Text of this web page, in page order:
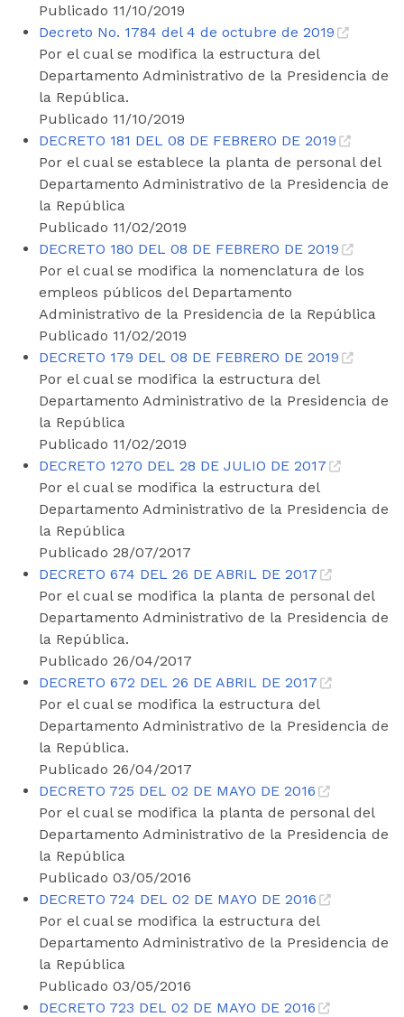
Publicado 11/10/2019
Decreto No. 1784 del 4 de octubre de 2019
Por el cual se modifica la estructura del
Departamento Administrativo de la Presidencia de
la República.
Publicado 11/10/2019
DECRETO 181 DEL 08 DE FEBRERO DE 2019
Por el cual se establece la planta de personal del
Departamento Administrativo de la Presidencia de
la República
Publicado 11/02/2019
DECRETO 180 DEL 08 DE FEBRERO DE 2019
Por el cual se modifica la nomenclatura de los
empleos públicos del Departamento
Administrativo de la Presidencia de la República
Publicado 11/02/2019
DECRETO 179 DEL 08 DE FEBRERO DE 2019
Por el cual se modifica la estructura del
Departamento Administrativo de la Presidencia de
la República
Publicado 11/02/2019
DECRETO 1270 DEL 28 DE JULIO DE 2017
Por el cual se modifica la estructura del
Departamento Administrativo de la Presidencia de
la República
Publicado 28/07/2017
DECRETO 674 DEL 26 DE ABRIL DE 2017
Por el cual se modifica la planta de personal del
Departamento Administrativo de la Presidencia de
la República.
Publicado 26/04/2017
DECRETO 672 DEL 26 DE ABRIL DE 2017
Por el cual se modifica la estructura del
Departamento Administrativo de la Presidencia de
la República.
Publicado 26/04/2017
DECRETO 725 DEL 02 DE MAYO DE 2016
Por el cual se modifica la planta de personal del
Departamento Administrativo de la Presidencia de
la República
Publicado 03/05/2016
DECRETO 724 DEL 02 DE MAYO DE 2016
Por el cual se modifica la estructura del
Departamento Administrativo de la Presidencia de
la República
Publicado 03/05/2016
DECRETO 723 DEL 02 DE MAYO DE 2016